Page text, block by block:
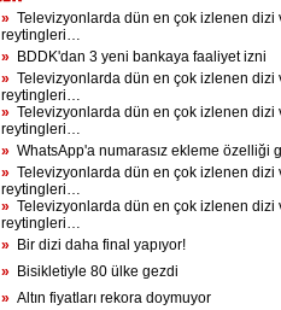
» Televizyonlarda dün en çok izlenen dizi
reytingleri…
» BDDK'dan 3 yeni bankaya faaliyet izni
» Televizyonlarda dün en çok izlenen dizi
reytingleri…
» Televizyonlarda dün en çok izlenen dizi
reytingleri…
» WhatsApp'a numarasız ekleme özelliği
» Televizyonlarda dün en çok izlenen dizi
reytingleri…
» Televizyonlarda dün en çok izlenen dizi
reytingleri…
» Bir dizi daha final yapıyor!
» Bisikletiyle 80 ülke gezdi
» Altın fiyatları rekora doymuyor